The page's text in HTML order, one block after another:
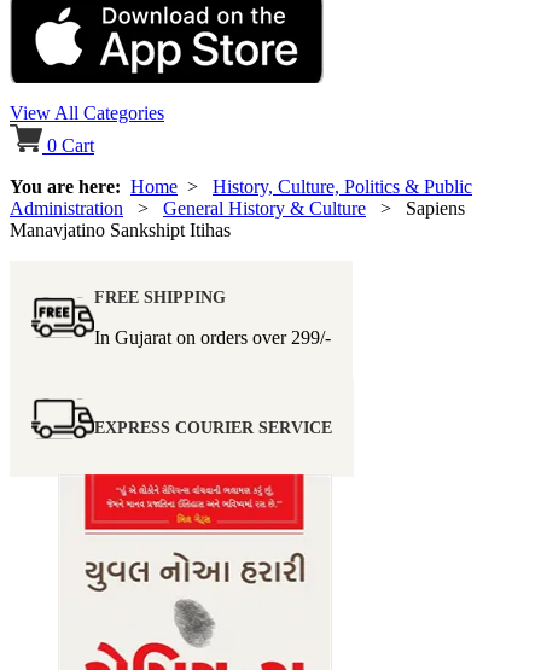
View All Categories
0 Cart
You are here: Home > History, Culture, Politics & Public
Administration > General History & Culture > Sapiens
Manavjatino Sankshipt Itihas
FREE SHIPPING
In Gujarat on orders over 299/-
EXPRESS COURIER SERVICE